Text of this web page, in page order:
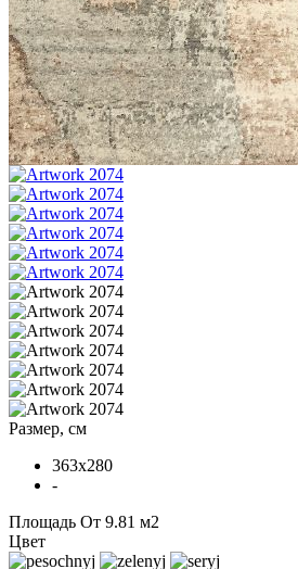
Размер, см
363x280
-
Площадь От 9.81 м2
Цвет